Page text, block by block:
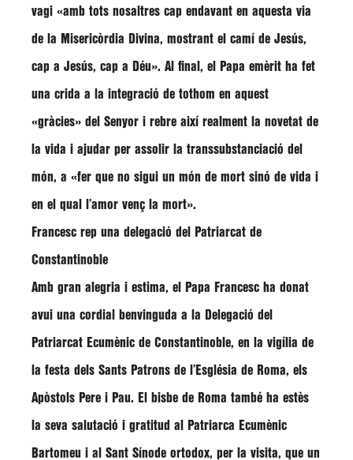
vagi «amb tots nosaltres cap endavant en aquesta via
de la Misericòrdia Divina, mostrant el camí de Jesús,
cap a Jesús, cap a Déu». Al final, el Papa emèrit ha fet
una crida a la integració de tothom en aquest
«gràcies» del Senyor i rebre així realment la novetat de
la vida i ajudar per assolir la transsubstanciació del
món, a «fer que no sigui un món de mort sinó de vida i
en el qual l’amor venç la mort».
Francesc rep una delegació del Patriarcat de
Constantinoble
Amb gran alegria i estima, el Papa Francesc ha donat
avui una cordial benvinguda a la Delegació del
Patriarcat Ecumènic de Constantinoble, en la vigília de
la festa dels Sants Patrons de l’Església de Roma, els
Apòstols Pere i Pau. El bisbe de Roma també ha estès
la seva salutació i gratitud al Patriarca Ecumènic
Bartomeu i al Sant Sínode ortodox, per la visita, que un